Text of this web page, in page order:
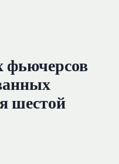
фьючерсов
шестой